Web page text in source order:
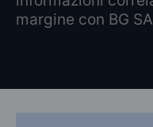
margine con BG